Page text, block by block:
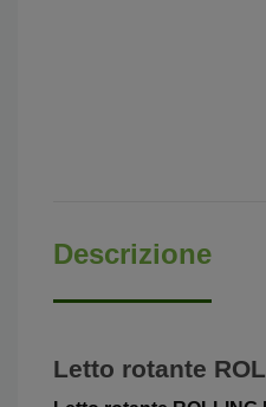
Descrizione
Letto rotante